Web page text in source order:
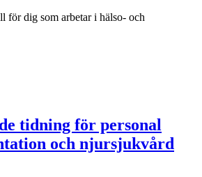
för dig som arbetar i hälso- och
tidning för personal
och njursjukvård